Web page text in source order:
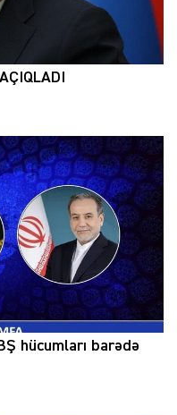
hücumları barədə